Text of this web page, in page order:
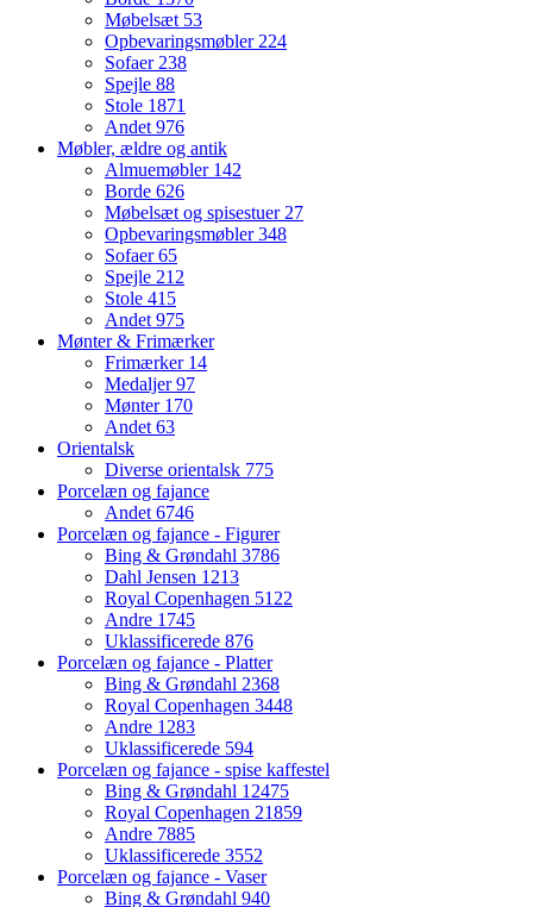
Møbelsæt 53
Opbevaringsmøbler224
Sofaer238
Spejle 88
Stole 1871
Andet976
Møbler, ældre og antik
Almuemøbler 142
Borde 626
Møbelsæt og spisestuer27
Opbevaringsmøbler348
Sofaer65
Spejle 212
Stole 415
Andet975
Mønter & Frimærker
Frimærker 14
Medaljer97
Mønter 170
Andet63
Orientalsk
Diverse orientalsk 775
Porcelæn og fajance
Andet6746
Porcelæn og fajance - Figurer
Bing & Grøndahl 3786
Dahl Jensen 1213
Royal Copenhagen 5122
Andre 1745
Uklassificerede 876
Porcelæn og fajance - Platter
Bing & Grøndahl 2368
Royal Copenhagen 3448
Andre 1283
Uklassificerede 594
Porcelæn og fajance - spise kaffestel
Bing & Grøndahl 12475
Royal Copenhagen 21859
Andre 7885
Uklassificerede 3552
Porcelæn og fajance - Vaser
Bing & Grøndahl 940